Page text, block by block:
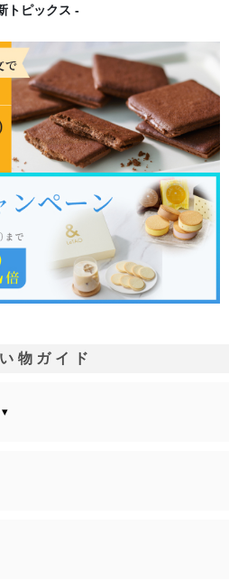
トピックス -
物ガイド
▾